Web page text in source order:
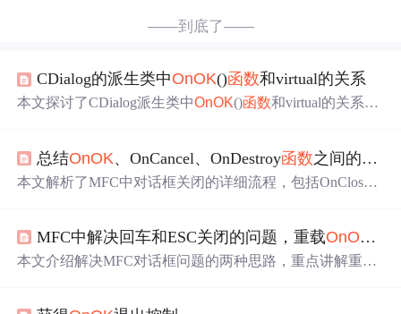
——到底了——
CDialog的派生类中OnOK()函数和virtual的关系
本文探讨了CDialog派生类中OnOK()函数和virtual的关系。
钮特殊在要实现数据交换。还介绍了OnOK()的来龙去脉，
以及afx_msg的作用，并提及.Net Framework Library替代MF
总结OnOK、OnCancel、OnDestroy函数之间的区别
本文解析了MFC中对话框关闭的详细流程，包括OnClos
MFC中解决回车和ESC关闭的问题，重载OnOk
本文介绍解决MFC对话框问题的两种思路，重点讲解重载